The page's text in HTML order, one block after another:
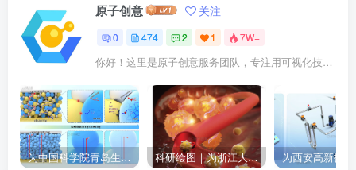
原子创意 关注
0 474 2 1 7W+
你好！这里是原子创意服务团队，专注用可视化技术点亮科研成果。我们提供： ✓ 期刊封面设计 ✓ 论文插图优化 ✓ 二维三维动画 ✓ 数字孪生建模 已成功服务10000+企业及科研人士。
为中国科学院青岛生物能源与过程研究所绘制的插图作品 科研绘图｜为浙江大学绘制的封面中稿啦！